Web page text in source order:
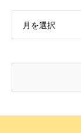
月を選択